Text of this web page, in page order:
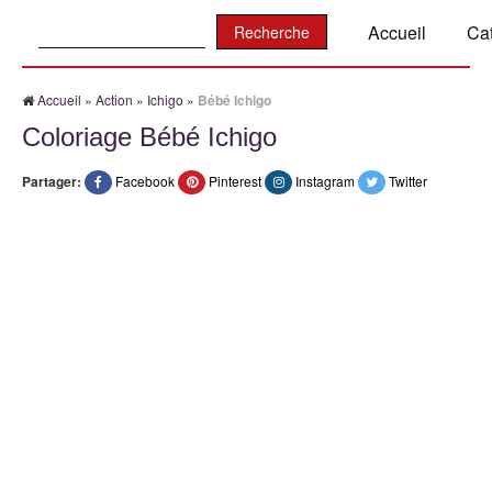
Accueil
Accueil » Action » Ichigo » Bébé Ichigo
Coloriage Bébé Ichigo
Partager: Facebook Pinterest Instagram Twitter